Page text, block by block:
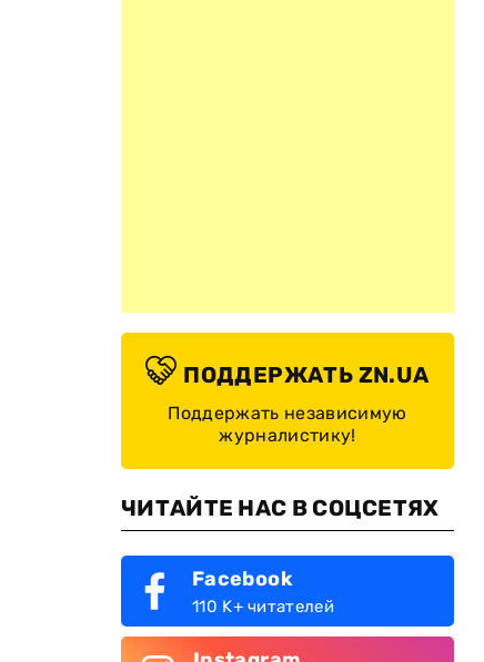
ПОДДЕРЖАТЬ ZN.UA
Поддержать независимую
журналистику!
ЧИТАЙТЕ НАС В СОЦСЕТЯХ
Facebook
110 K+ читателей